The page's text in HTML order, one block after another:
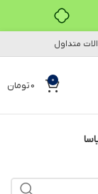
متداول
0
0تومان